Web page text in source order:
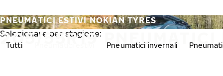
205/55R19 PNEUMATICI
PNEUMATICI ESTIVI NOKIAN TYRES
Selezionare per stagione:
Tutti Pneumatici invernali